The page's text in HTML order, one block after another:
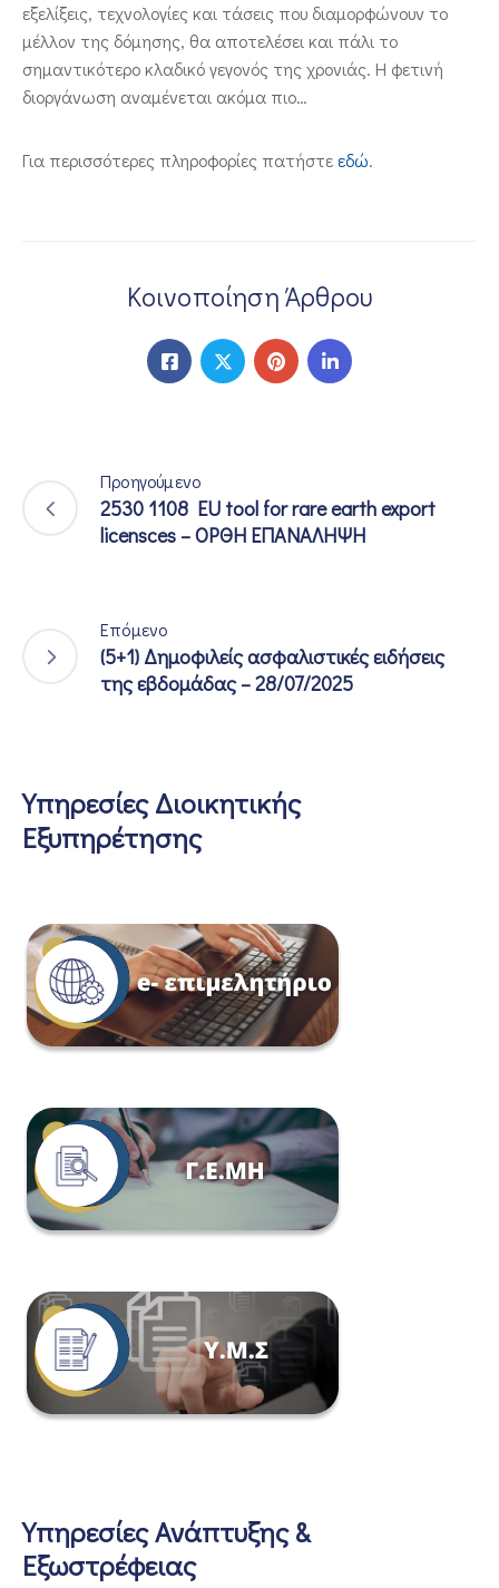
εξελίξεις, τεχνολογίες και τάσεις που διαμορφώνουν το
μέλλον της δόμησης, θα αποτελέσει και πάλι το
σημαντικότερο κλαδικό γεγονός της χρονιάς. Η φετινή
διοργάνωση αναμένεται ακόμα πιο…
Για περισσότερες πληροφορίες πατήστεεδώ.
Κοινοποίηση Άρθρου
Προηγούμενο
2530 1108 EU tool for rare earth export
licensces – ΟΡΘΗ ΕΠΑΝΑΛΗΨΗ
Επόμενο
(5+1) Δημοφιλείς ασφαλιστικές ειδήσεις
της εβδομάδας – 28/07/2025
Υπηρεσίες Διοικητικής
Εξυπηρέτησης
Υπηρεσίες Ανάπτυξης &
Εξωστρέφειας